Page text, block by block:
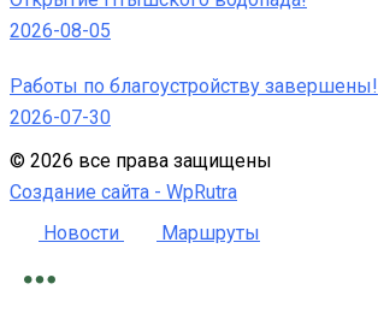
2026-08-05
Работы по благоустройству завершены!
2026-07-30
© 2026 все права защищены
Создание сайта - WpRutra
Новости
Маршруты